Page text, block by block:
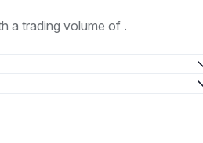
a trading volume of .